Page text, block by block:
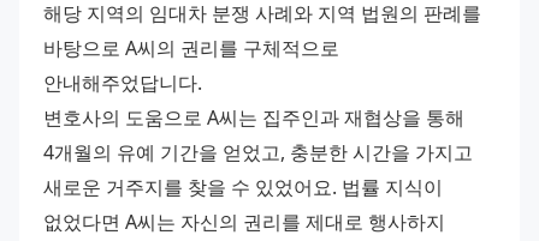
해당 지역의 임대차 분쟁 사례와 지역 법원의 판례를
바탕으로 A씨의 권리를 구체적으로
안내해주었답니다.
변호사의 도움으로 A씨는 집주인과 재협상을 통해
4개월의 유예 기간을 얻었고, 충분한 시간을 가지고
새로운 거주지를 찾을 수 있었어요. 법률 지식이
없었다면 A씨는 자신의 권리를 제대로 행사하지